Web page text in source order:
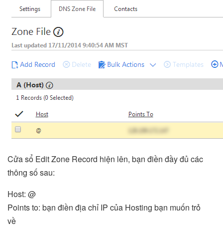
Cửa sổ Edit Zone Record hiện lên, bạn điền đầy đủ các
thông số sau:
Host: @
Points to: bạn điền địa chỉ IP của Hosting bạn muốn trỏ
về